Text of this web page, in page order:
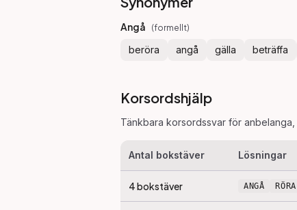
Angå (formellt)
beröra angå gälla beträffa
Korsordshjälp
Tänkbara korsordssvar för anbelanga
Antal bokstäver Lösningar
4bokstäver ANGÅ RÖRA